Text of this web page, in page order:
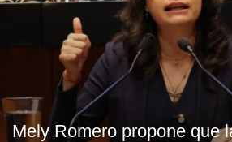
Mely Romero propone que